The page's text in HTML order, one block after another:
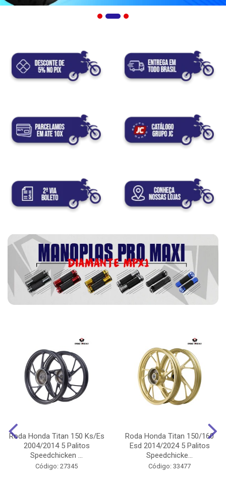
Roda Honda Titan 150 Ks/Es
2004/2014 5 Palitos
Speedchicken ...
Código: 27345
Roda Honda Titan 150/160
Esd 2014/2024 5 Palitos
Speedchicke...
Código: 33477